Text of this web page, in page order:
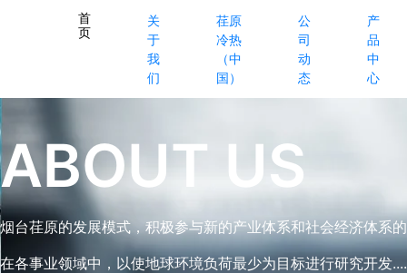
首
页
关
于
我
们
荏原
冷热
（中
国）
公
司
动
态
产
品
中
心
ABOUT US
烟台荏原的发展模式，积极参与新的产业体系和社会经济体系
在各事业领域中，以使地球环境负荷最少为目标进行研究开发